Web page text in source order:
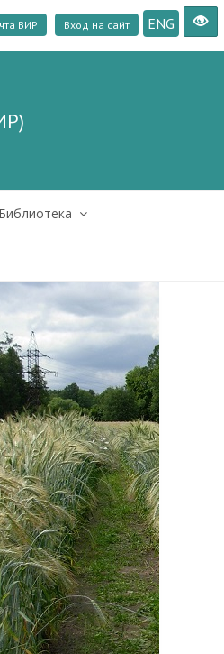
ВИР Вход на сайт ENG
Библиотека